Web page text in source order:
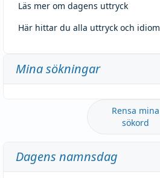
Läs mer om dagens uttryck
Här hittar du alla uttryck och idiom
Mina sökningar
Rensa mina
sökord
Dagens namnsdag